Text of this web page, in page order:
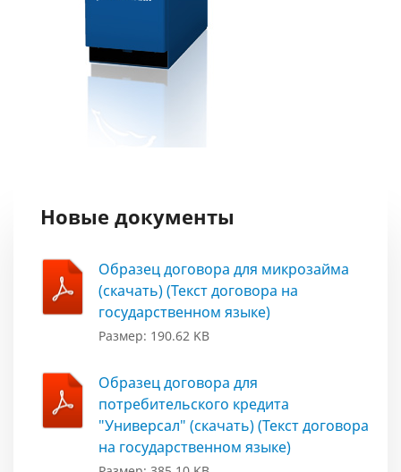
Новые документы
Образец договора для микрозайма
(скачать) (Текст договора на
государственном языке)
Размер: 190.62 KB
Образец договора для
потребительского кредита
"Универсал" (скачать) (Текст договора
на государственном языке)